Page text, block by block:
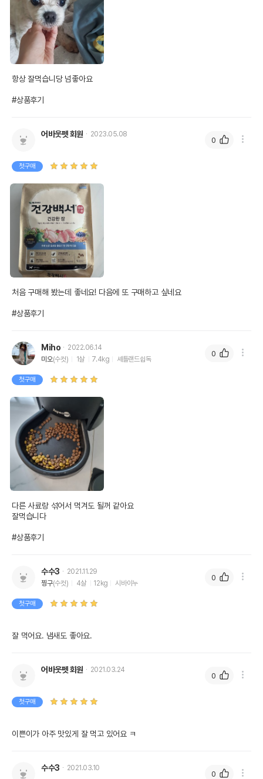
항상 잘먹습니당 넘좋아요
#상품후기
어바웃펫 회원 2023.05.08
첫구매
처음 구매해 봤는데 좋네요! 다음에 또 구매하고 싶네요
#상품후기
0
Miho
2022.06.14
미오(수컷) 1살 7.4kg 셰틀랜드쉽독
첫구매
다른 사료랑 섞어서 먹겨도 될꺼 같아요
잘먹습니다
#상품후기
0
수수3
2021.11.29
찡구(수컷) 4살 12kg 시바이누
첫구매
잘 먹어요. 냄새도 좋아요.
0
어바웃펫 회원 2021.03.24
첫구매
이쁜이가 아주 맛있게 잘 먹고 있어요 ㅋ
0
수수3 2021.03.10
0